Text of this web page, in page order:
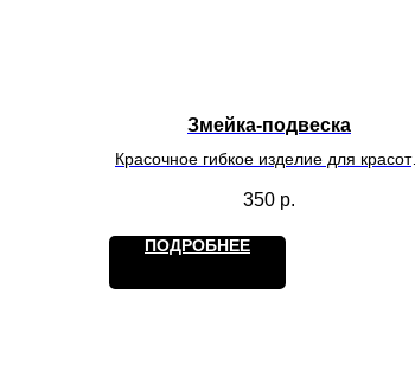
Змейка-подвеска
Красочное гибкое изделие для красоты
антистресс.
350 р.
ПОДРОБНЕЕ